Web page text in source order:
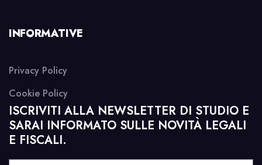
INFORMATIVE
Privacy Policy
Cookie Policy
ISCRIVITI ALLA NEWSLETTER DI STUDIO E
SARAI INFORMATO SULLE NOVITÀ LEGALI
E FISCALI.